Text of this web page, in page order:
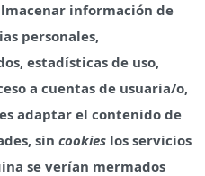
información de
personales,
estadísticas de uso,
a cuentas de usuaria/o,
es adaptar el contenido de
sin cookies los servicios
se verían mermados